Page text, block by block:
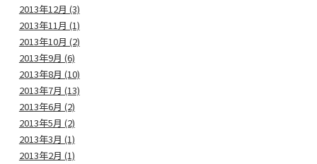
2013年12月 (3)
2013年11月 (1)
2013年10月 (2)
2013年9月 (6)
2013年8月 (10)
2013年7月 (13)
2013年6月 (2)
2013年5月 (2)
2013年3月 (1)
2013年2月 (1)